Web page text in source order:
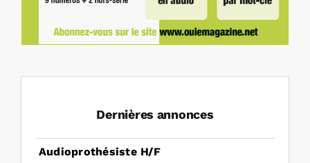
Dernières annonces
Audioprothésiste H/F